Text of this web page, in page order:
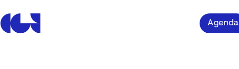
Centre de la Gravure et de l'Image impriméeAgenda